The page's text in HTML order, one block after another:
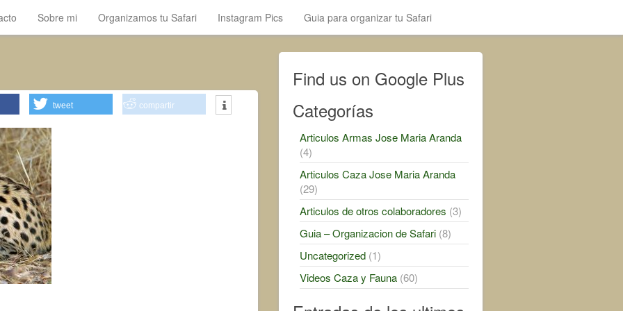
Sobre mi Organizamos tu Safari Instagram Pics Guia para organizar tu Safari
tweet compartir
Find us on Google Plus
Categorías
Articulos Armas Jose Maria Aranda
(4)
Articulos Caza Jose Maria Aranda
(29)
Articulos de otros colaboradores (3)
Guia – Organizacion de Safari(8)
Uncategorized(1)
Videos Caza y Fauna(60)